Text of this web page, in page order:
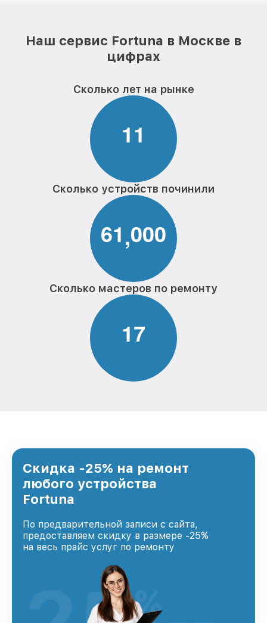
Наш сервис Fortuna в Москве в
цифрах
Сколько лет на рынке
11
Сколько устройств починили
61,000
Сколько мастеров по ремонту
17
Скидка -25% на ремонт
любого устройства
Fortuna
По предварительной записи с сайта,
предоставляем скидку в размере -25%
на весь прайс услуг по ремонту
%